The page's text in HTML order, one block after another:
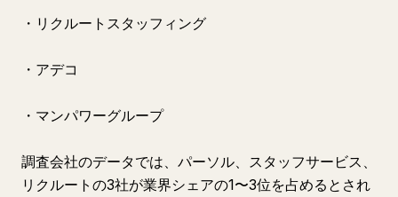
・リクルートスタッフィング
・アデコ
・マンパワーグループ
調査会社のデータでは、パーソル、スタッフサービス、
リクルートの3社が業界シェアの1〜3位を占めるとされ